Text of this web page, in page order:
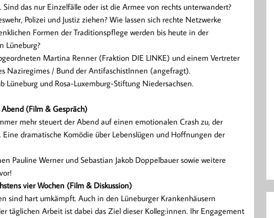
das nur Einzelfälle oder ist die Armee von rechts unterwandert?
Polizei und Justiz ziehen? Wie lassen sich rechte Netzwerke
Formen der Traditionspflege werden bis heute in der
Lüneburg?
Martina Renner (Fraktion DIE LINKE) und einem Vertreter
Naziregimes / Bund der AntifaschistInnen (angefragt).
Lüneburg und Rosa-Luxemburg-Stiftung Niedersachsen.
(Film & Gespräch)
mehr steuert der Abend auf einen emotionalen Crash zu, der
dramatische Komödie über Lebenslügen und Hoffnungen der
Pauline Werner und Sebastian Jakob Doppelbauer sowie weitere
vier Wochen (Film & Diskussion)
sind hart umkämpft. Auch in den Lüneburger Krankenhäusern
täglichen Arbeit ist dabei das Ziel dieser Kolleg:innen. Ihr Engagement